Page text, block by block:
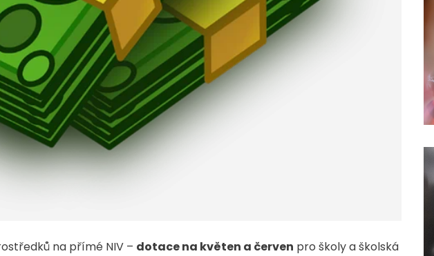
na přímé NIV – dotace na květen a červen pro školy a školská